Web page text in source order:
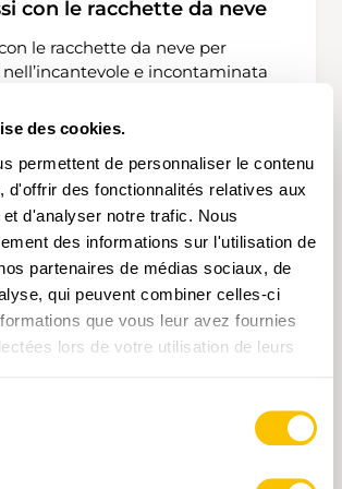
des cookies.
permettent de personnaliser le contenu
d'offrir des fonctionnalités relatives aux
d'analyser notre trafic. Nous
des informations sur l'utilisation de
partenaires de médias sociaux, de
qui peuvent combiner celles-ci
que vous leur avez fournies
lors de votre utilisation de leurs
con le racchette da neve
le racchette da neve per
e incontaminata
sull’uso delle racchette
2 h 35 min 6,0 km moyen